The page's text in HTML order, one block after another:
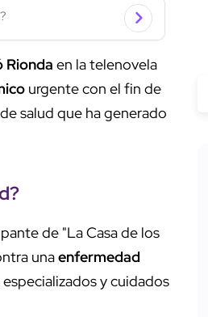
Rionda en la telenovela
urgente con el fin de
salud que ha generado
de "La Casa de los
unaenfermedad
y cuidados